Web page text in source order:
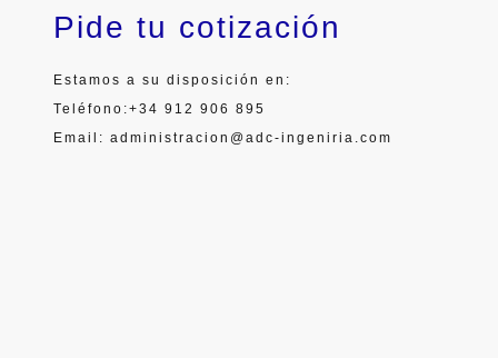
Pide tu cotización
Estamos a su disposición en:
Teléfono:+34 912 906 895
Email: administracion@adc-ingeniria.com